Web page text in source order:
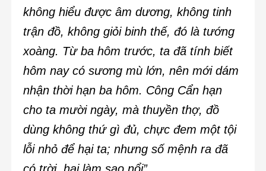
không hiểu được âm dương, không tinh
trận đồ, không giỏi binh thế, đó là tướng
xoàng. Từ ba hôm trước, ta đã tính biết
hôm nay có sương mù lớn, nên mới dám
nhận thời hạn ba hôm. Công Cẩn hạn
cho ta mười ngày, mà thuyền thợ, đồ
dùng không thứ gì đủ, chực đem một tội
lỗi nhỏ để hại ta; nhưng số mệnh ra đã